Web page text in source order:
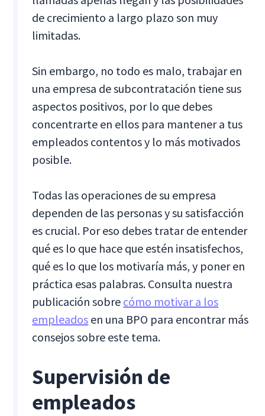
de crecimiento a largo plazo son muy
limitadas.
Sin embargo, no todo es malo, trabajar en
una empresa de subcontratación tiene sus
aspectos positivos, por lo que debes
concentrarte en ellos para mantener a tus
empleados contentos y lo más motivados
posible.
Todas las operaciones de su empresa
dependen de las personas y su satisfacción
es crucial. Por eso debes tratar de entender
qué es lo que hace que estén insatisfechos,
qué es lo que los motivaría más, y poner en
práctica esas palabras. Consulta nuestra
publicación sobre cómo motivar a los
empleados en una BPO para encontrar más
consejos sobre este tema.
Supervisión de
empleados